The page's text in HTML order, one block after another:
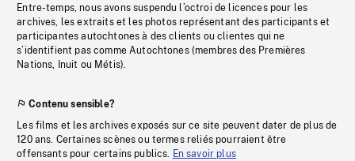
Entre-temps, nous avons suspendu l’octroi de licences pour les
archives, les extraits et les photos représentant des participants et
participantes autochtones à des clients ou clientes qui ne
s’identifient pas comme Autochtones (membres des Premières
Nations, Inuit ou Métis).
Contenu sensible?
Les films et les archives exposés sur ce site peuvent dater de plus de
120 ans. Certaines scènes ou termes reliés pourraient être
offensants pour certains publics. En savoir plus